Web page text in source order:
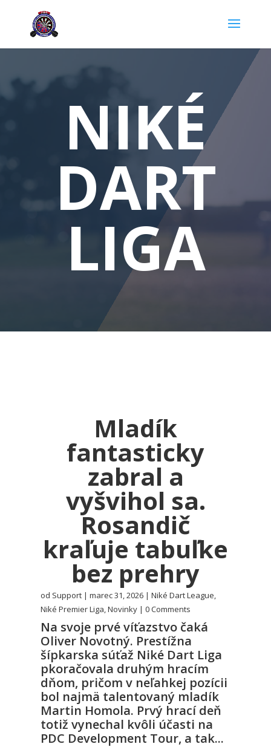
NIKÉ
DART
LIGA
Mladík
fantasticky
zabral a
vyšvihol sa.
Rosandič
kraľuje tabuľke
bez prehry
od Support| marec 31, 2026| Niké Dart League,
Niké Premier Liga,Novinky| 0 Comments
Na svoje prvé víťazstvo čaká
Oliver Novotný. Prestížna
šípkarska súťaž Niké Dart Liga
pkoračovala druhým hracím
dňom, pričom v neľahkej pozícii
bol najmä talentovaný mladík
Martin Homola. Prvý hrací deň
totiž vynechal kvôli účasti na
PDC Development Tour, a tak...